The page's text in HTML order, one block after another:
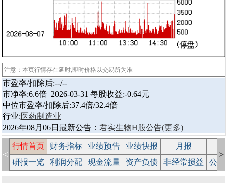
注意：本页行情存在延时,即时价格以交易所为准
市盈率/扣除后:--/--
市净率:6.6倍 2026-03-31 每股收益:-0.64元
中位市盈率/扣除后:37.4倍/32.4倍
行业:医药制造业
2026年08月06日最新公告： 君实生物H股公告(更多)
<
行情首页 财务指标 业绩预告 业绩快报 月报
研报一览
利润分配 现金流量 资产负债 非经常损益 公
>